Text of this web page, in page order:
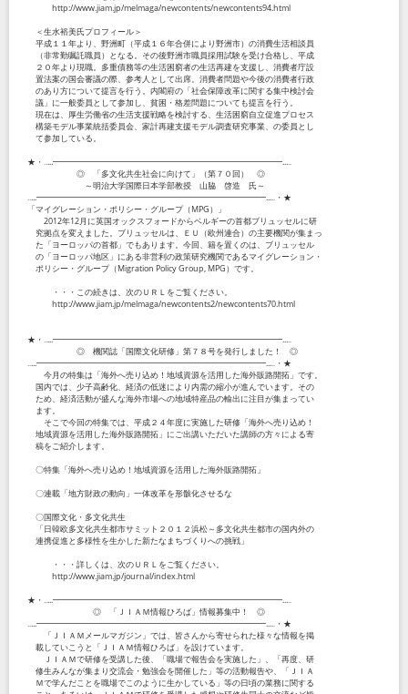
http://www.jiam.jp/melmaga/newcontents/newcontents94.html
＜生水裕美氏プロフィール＞
平成１１年より、野洲町（平成１６年合併により野洲市）の消費生活相談員
（非常勤嘱託職員）となる。その後野洲市職員採用試験を受け合格し、平成
２０年より現職。多重債務等の生活困窮者の生活再建を支援し、消費者庁設
置法案の国会審議の際、参考人として出席。消費者問題や今後の消費者行政
のあり方について提言を行う。内閣府の「社会保障改革に関する集中検討会
議」に一般委員として参加し、貧困・格差問題についても提言を行う。
現在は、厚生労働省の生活支援戦略を検討する、生活困窮自立促進プロセス
構築モデル事業統括委員会、家計再建支援モデル調査研究事業、の委員とし
て参加している。
★・‥...━━━━━━━━━━━━━━━━━━━━━━━━━━━━...‥
◎ 「多文化共生社会に向けて」（第７０回） ◎
～明治大学国際日本学部教授 山脇 啓造 氏～
‥...━━━━━━━━━━━━━━━━━━━━━━━━━━━━...‥・★
「マイグレーション・ポリシー・グループ（MPG）」
2012年12月に英国オックスフォードからベルギーの首都ブリュッセルに研
究拠点を変えました。ブリュッセルは、ＥＵ（欧州連合）の主要機関が集まっ
た「ヨーロッパの首都」でもあります。今回、籍を置くのは、ブリュッセル
の「ヨーロッパ地区」にある非営利の政策研究機関であるマイグレーション・
ポリシー・グループ（Migration Policy Group, MPG）です。
・・・この続きは、次のＵＲＬをご覧ください。
http://www.jiam.jp/melmaga/newcontents2/newcontents70.html
★・‥...━━━━━━━━━━━━━━━━━━━━━━━━━━━━...‥
◎ 機関誌「国際文化研修」第７８号を発行しました！ ◎
‥...━━━━━━━━━━━━━━━━━━━━━━━━━━━━...‥・★
今月の特集は「海外へ売り込め！地域資源を活用した海外販路開拓」です。
国内では、少子高齢化、経済の低迷により内需の縮小が進んでいます。その
ため、経済活動が盛んな海外市場への地域特産品の輸出に注目が集まってい
ます。
そこで今回の特集では、平成２４年度に実施した研修「海外へ売り込め！
地域資源を活用した海外販路開拓」にご出講いただいた講師の方々による寄
稿をご紹介します。
〇特集「海外へ売り込め！地域資源を活用した海外販路開拓」
〇連載「地方財政の動向」一体改革を形骸化させるな
〇国際文化・多文化共生
「日韓欧多文化共生都市サミット２０１２浜松～多文化共生都市の国内外の
連携促進と多様性を生かした新たなまちづくりへの挑戦」
・・・詳しくは、次のＵＲＬをご覧ください。
http://www.jiam.jp/journal/index.html
★・‥...━━━━━━━━━━━━━━━━━━━━━━━━━━━━...‥
◎ 「ＪＩＡＭ情報ひろば」情報募集中！ ◎
‥...━━━━━━━━━━━━━━━━━━━━━━━━━━━━...‥・★
「ＪＩＡＭメールマガジン」では、皆さんから寄せられた様々な情報を掲
載していこうと「ＪＩＡＭ情報ひろば」を設けています。
ＪＩＡＭで研修を受講した後、「職場で報告会を実施した」、「再度、研
修生みんなが集まり交流会・勉強会を開催した」等の活動報告や、「ＪＩＡ
Ｍで学んだことを職場でこのように生かしている」等の日頃の業務に関する